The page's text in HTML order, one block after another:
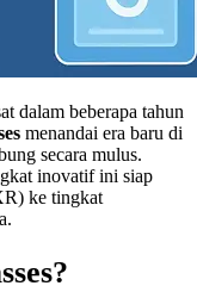
dalam beberapa tahun
menandai era baru di
secara mulus.
inovatif ini siap
ke tingkat